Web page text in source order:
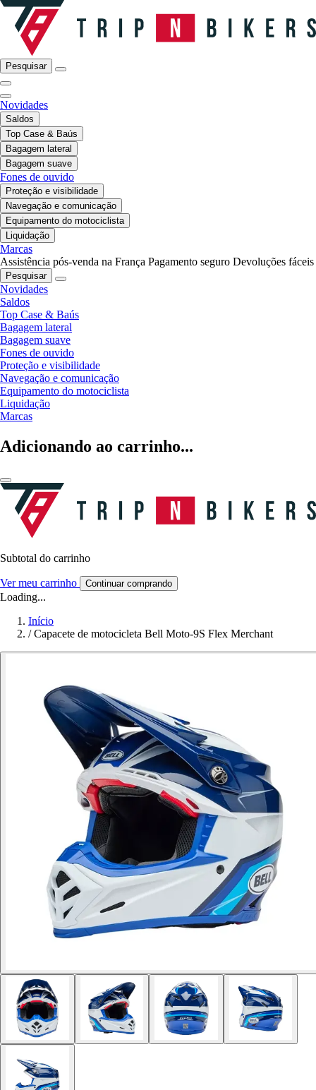
Pesquisar
Novidades
Saldos
Top Case & Baús
Bagagem lateral
Bagagem suave
Fones de ouvido
Proteção e visibilidade
Navegação e comunicação
Equipamento do motociclista
Liquidação
Marcas
Assistência pós-venda na França Pagamento seguro Devoluções fáceis
Pesquisar
Novidades
Saldos
Top Case & Baús
Bagagem lateral
Bagagem suave
Fones de ouvido
Proteção e visibilidade
Navegação e comunicação
Equipamento do motociclista
Liquidação
Marcas
Adicionando ao carrinho...
Subtotal do carrinho
Ver meu carrinho Continuar comprando
Loading...
Início
/ Capacete de motocicleta Bell Moto-9S Flex Merchant